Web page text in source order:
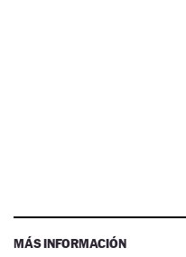
MÁS INFORMACIÓN